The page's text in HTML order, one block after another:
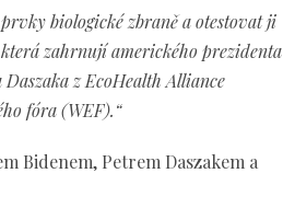
biologické zbraně a otestovat ji
zahrnují amerického prezidenta
z EcoHealth Alliance
fóra (WEF).“
Bidenem, Petrem Daszakem a